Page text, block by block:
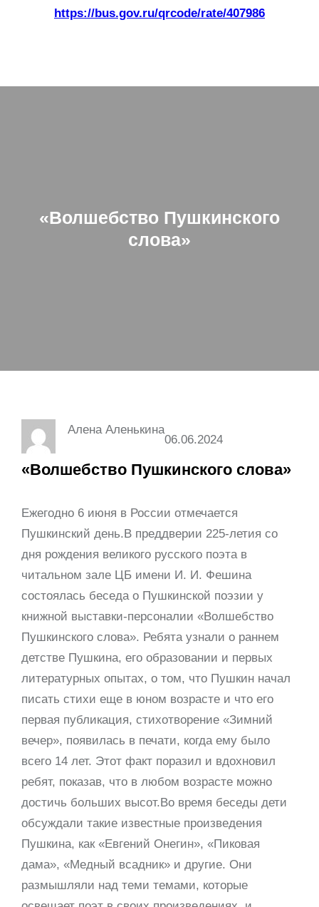
https://bus.gov.ru/qrcode/rate/407986
«Волшебство Пушкинского
слова»
Алена Аленькина
06.06.2024
«Волшебство Пушкинского слова»
Ежегодно 6 июня в России отмечается
Пушкинский день.В преддверии 225-летия со
дня рождения великого русского поэта в
читальном зале ЦБ имени И. И. Фешина
состоялась беседа о Пушкинской поэзии у
книжной выставки-персоналии «Волшебство
Пушкинского слова». Ребята узнали о раннем
детстве Пушкина, его образовании и первых
литературных опытах, о том, что Пушкин начал
писать стихи еще в юном возрасте и что его
первая публикация, стихотворение «Зимний
вечер», появилась в печати, когда ему было
всего 14 лет. Этот факт поразил и вдохновил
ребят, показав, что в любом возрасте можно
достичь больших высот.Во время беседы дети
обсуждали такие известные произведения
Пушкина, как «Евгений Онегин», «Пиковая
дама», «Медный всадник» и другие. Они
размышляли над теми темами, которые